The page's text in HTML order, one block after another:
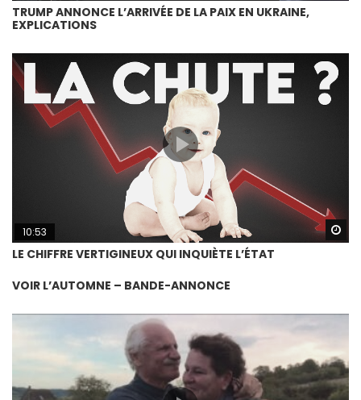
TRUMP ANNONCE L’ARRIVÉE DE LA PAIX EN UKRAINE,
EXPLICATIONS
10:53
LE CHIFFRE VERTIGINEUX QUI INQUIÈTE L’ÉTAT
VOIR L’AUTOMNE – BANDE-ANNONCE